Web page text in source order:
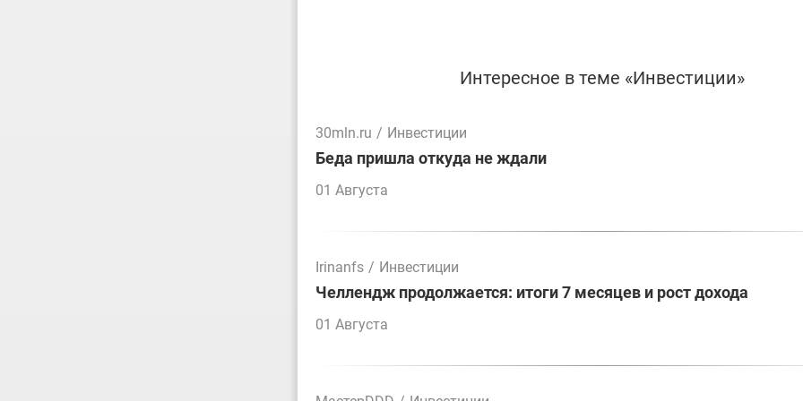
Интересное в теме «Инвестиции»
30mln.ru / Инвестиции
Беда пришла откуда не ждали
01 Августа
Irinanfs / Инвестиции
Челлендж продолжается: итоги 7 месяцев и рост дохода
01 Августа